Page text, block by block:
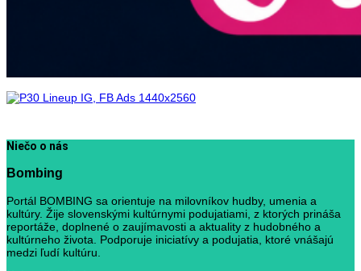
Niečo o nás
Bombing
Portál BOMBING sa orientuje na milovníkov hudby, umenia a
kultúry. Žije slovenskými kultúrnymi podujatiami, z ktorých prináša
reportáže, doplnené o zaujímavosti a aktuality z hudobného a
kultúrneho života. Podporuje iniciatívy a podujatia, ktoré vnášajú
medzi ľudí kultúru.